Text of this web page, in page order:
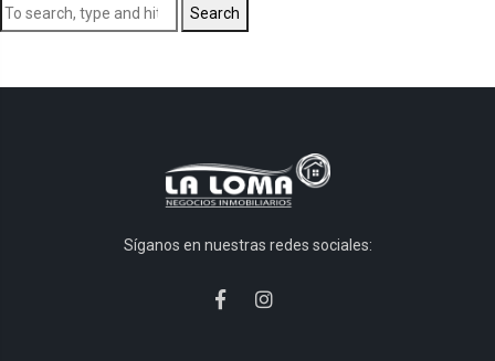
Search
Síganos en nuestras redes sociales: